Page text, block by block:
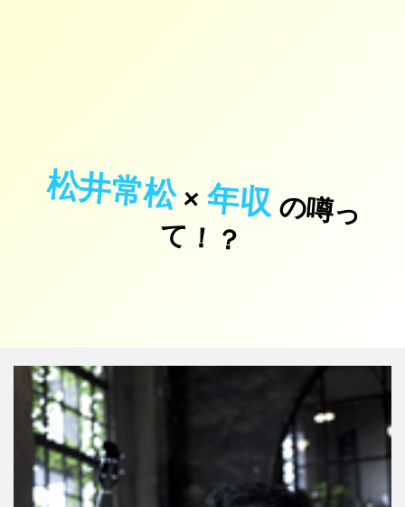
松井常松×年収の
噂
っ
て
！
？